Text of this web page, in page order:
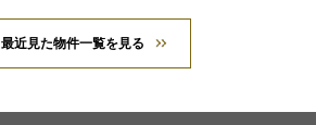
最近見た物件一覧を見る